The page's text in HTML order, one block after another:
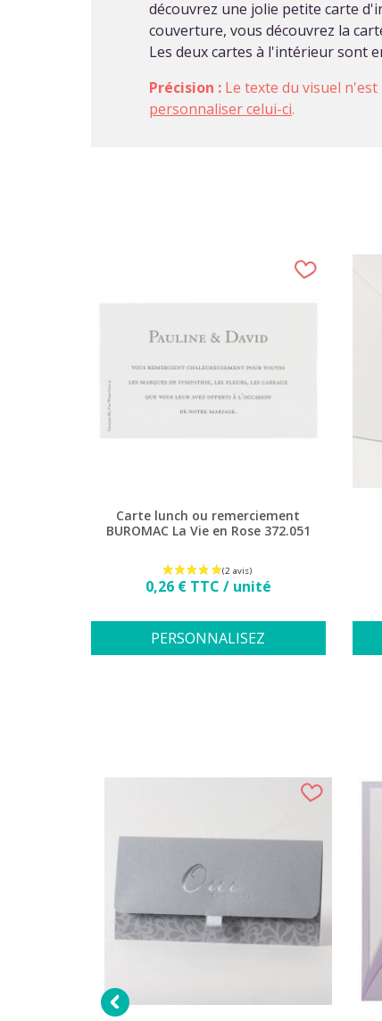
découvrez une jolie petite carte
couverture, vous découvrez la
Les deux cartes à l'intérieur sont
Précision : Le texte du visuel
personnaliser celui-ci.
Carte lunch ou remerciement
BUROMAC La Vie en Rose 372.051
Prix
0,26 € TTC / unité
PERSONNALISEZ
